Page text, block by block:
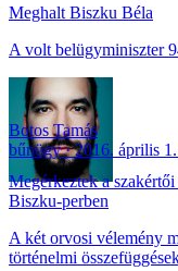
Meghalt Biszku Béla
A volt belügyminiszter
Botos Tamás
bűnügy
2016. április
Megérkeztek a
Biszku-perben
A két orvosi vélemény
történelmi